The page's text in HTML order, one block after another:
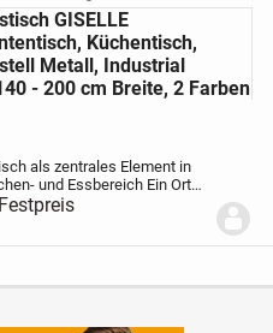
GISELLE
Küchentisch,
Metall, Industrial
- 200 cm Breite, 2 Farben
als zentrales Element in
und Essbereich Ein Ort
und des
— an diesem Esstisch